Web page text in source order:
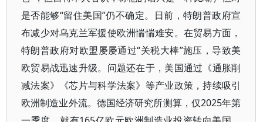
是否能够“留住美国”仍不确定。日前，特朗普政府宣
布减少对乌克兰军援使欧洲惴惴难安。在贸易方面，
特朗普政府对欧盟屡屡通过“关税大棒”施压，导致美
欧贸易战迅速升级。问题还在于，美国通过《通胀削
减法案》《芯片与科学法案》等产业政策，持续吸引
欧洲制造业外流。德国经济研究所测算，仅2025年第